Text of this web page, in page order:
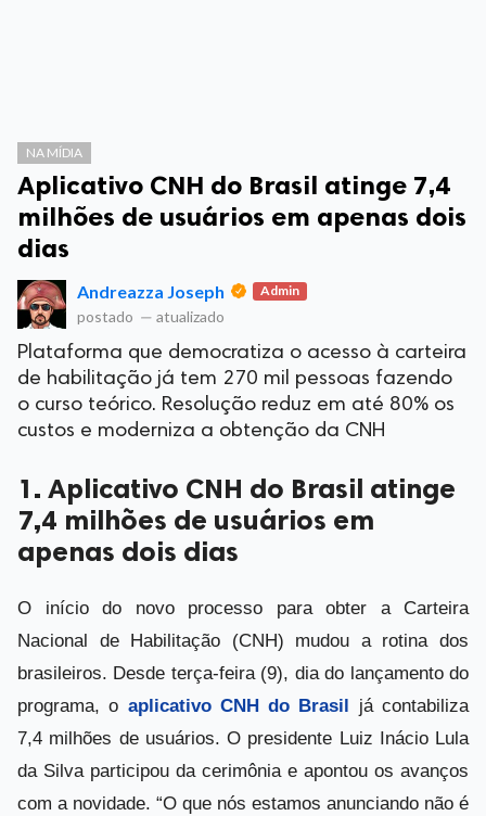
NA MÍDIA
Aplicativo CNH do Brasil atinge 7,4
milhões de usuários em apenas dois
dias
Andreazza Joseph Admin
postado — atualizado
Plataforma que democratiza o acesso à carteira
de habilitação já tem 270 mil pessoas fazendo
o curso teórico. Resolução reduz em até 80% os
custos e moderniza a obtenção da CNH
1. Aplicativo CNH do Brasil atinge
7,4 milhões de usuários em
apenas dois dias
O início do novo processo para obter a Carteira
Nacional de Habilitação (CNH) mudou a rotina dos
brasileiros. Desde terça-feira (9), dia do lançamento do
programa, o aplicativo CNH do Brasil
já contabiliza
7,4 milhões de usuários. O presidente Luiz Inácio Lula
da Silva participou da cerimônia e apontou os avanços
com a novidade. “O que nós estamos anunciando não é